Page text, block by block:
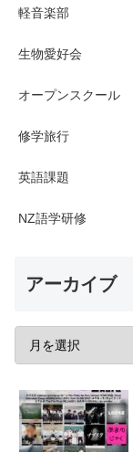
軽音楽部
生物愛好会
オープンスクール
修学旅行
英語課題
NZ語学研修
アーカイブ